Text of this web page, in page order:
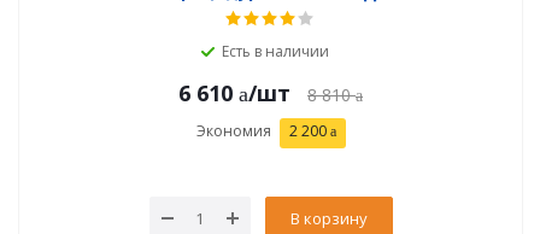
Есть в наличии
6 610 /шт 8 810
Экономия 2 200
В корзину